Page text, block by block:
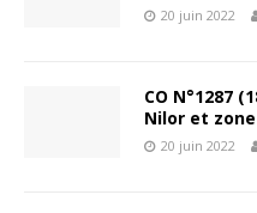
20 juin 2022
CO N°1287
Nilor et
20 juin 2022